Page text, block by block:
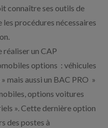
connaître ses outils de
procédures nécessaires
un CAP
options : véhicules
mais aussi un BAC PRO »
options voitures
». Cette dernière option
des postes à